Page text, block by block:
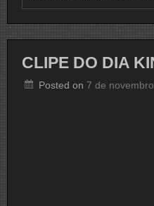
CLIPE DO DIA
Posted on 7 de